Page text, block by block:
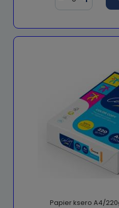
Papier ksero A4/